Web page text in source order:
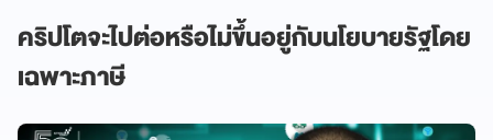
คริปโตจะไปต่อหรือไม่ขึ้นอยู่กับนโยบายรัฐโดย
เฉพาะภาษี